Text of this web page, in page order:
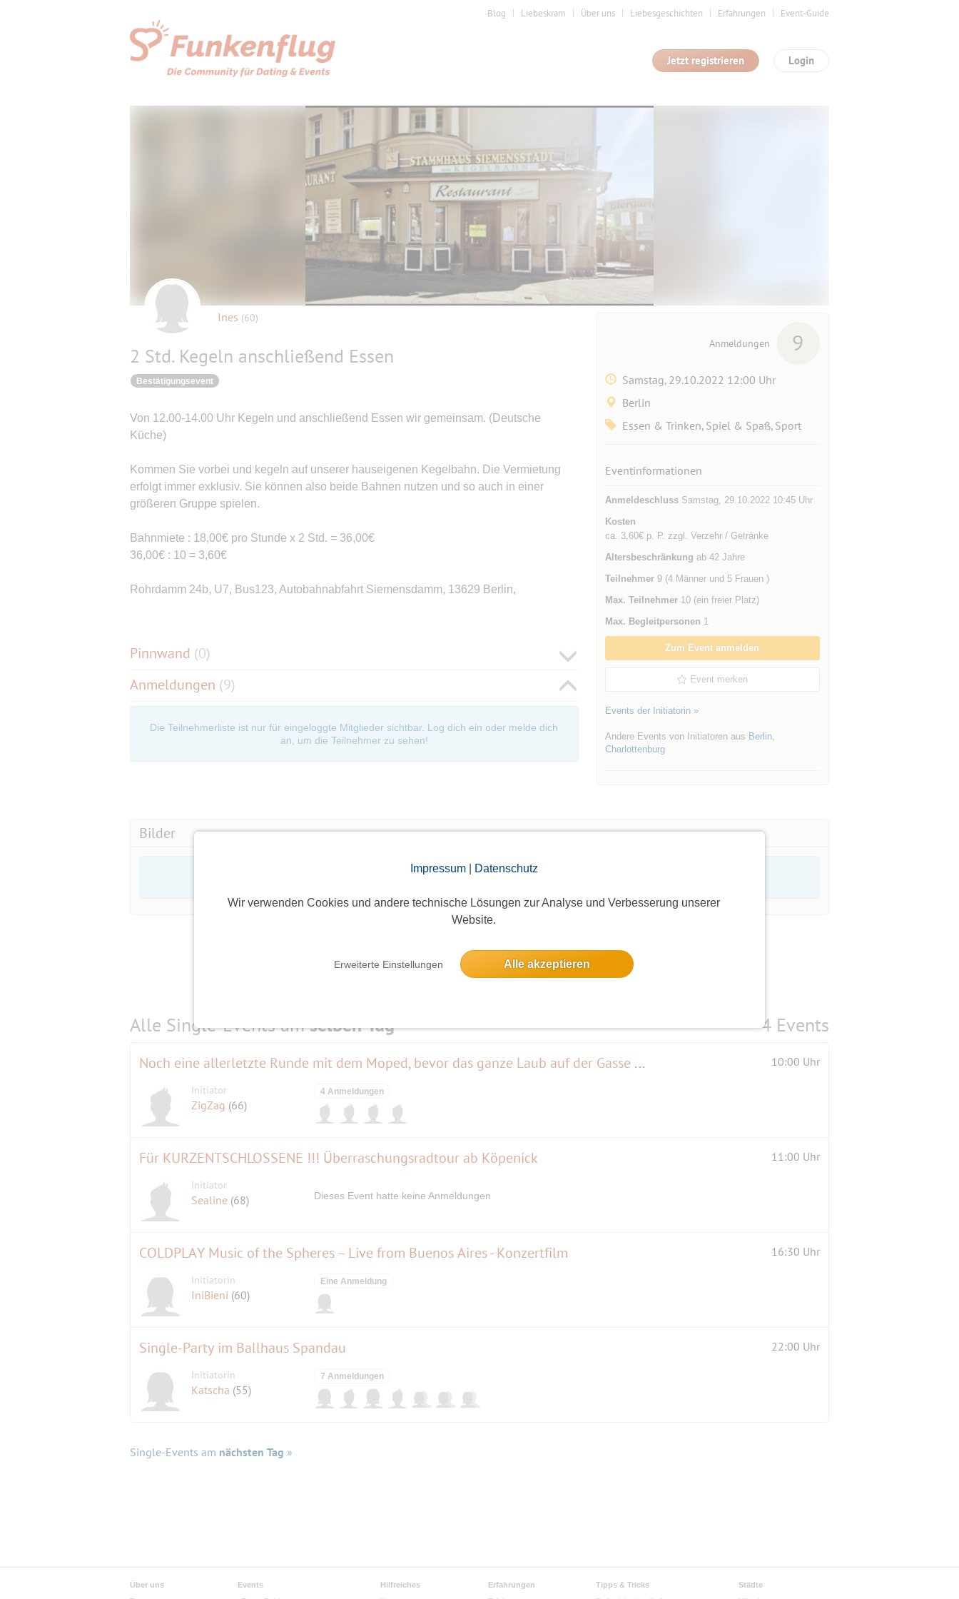
Impressum| Datenschutz
Wir verwenden Cookies und andere technische Lösungen zur Analyse und Verbesserung unserer
Website.
Erweiterte Einstellungen Alle akzeptieren
Blog Liebeskram Über uns Liebesgeschichten Erfahrungen Event-Guide
Login
Jetzt registrieren
Ines (60)
2 Std. Kegeln anschließend Essen
Bestätigungsevent
Von 12.00-14.00 Uhr Kegeln und anschließend Essen wir gemeinsam. (Deutsche
Küche)
Kommen Sie vorbei und kegeln auf unserer hauseigenen Kegelbahn. Die Vermietung
erfolgt immer exklusiv. Sie können also beide Bahnen nutzen und so auch in einer
größeren Gruppe spielen.
Bahnmiete : 18,00€ pro Stunde x 2 Std. = 36,00€
36,00€ : 10 = 3,60€
Rohrdamm 24b, U7, Bus123, Autobahnabfahrt Siemensdamm, 13629 Berlin,
Pinnwand (0)
Anmeldungen (9)
Die Teilnehmerliste ist nur für eingeloggte Mitglieder sichtbar. Log dich ein oder melde dich
an, um die Teilnehmer zu sehen!
Anmeldungen 9
Samstag, 29.10.2022 12:00 Uhr
Berlin
Essen & Trinken, Spiel & Spaß, Sport
Eventinformationen
AnmeldeschlussSamstag, 29.10.2022 10:45 Uhr
Kosten
ca. 3,60€ p. P. zzgl. Verzehr / Getränke
Altersbeschränkung ab 42 Jahre
Teilnehmer9 (4 Männer und 5 Frauen )
Max. Teilnehmer10 (ein freier Platz)
Max. Begleitpersonen 1
Zum Event anmelden
Event merken
Events der Initiatorin »
Andere Events von Initiatoren aus Berlin,
Charlottenburg
Bilder
Die Bildergalerien sind nur für eingeloggte Mitglieder sichtbar.
Alle Single-Events amselben Tag 4 Events
Noch eine allerletzte Runde mit dem Moped, bevor das ganze Laub auf der Gasse liegt. 10:00 Uhr
Initiator
ZigZag (66)
4 Anmeldungen
Für KURZENTSCHLOSSENE !!! Überraschungsradtour ab Köpenick 11:00 Uhr
Initiator
Sealine (68) Dieses Event hatte keine Anmeldungen
COLDPLAY Music of the Spheres – Live from Buenos Aires - Konzertfilm 16:30 Uhr
Initiatorin
IniBieni (60)
Eine Anmeldung
Single-Party im Ballhaus Spandau 22:00 Uhr
Initiatorin
Katscha (55)
7 Anmeldungen
Single-Events am nächsten Tag »
Über uns
Events
Hilfreiches
Erfahrungen
Tipps & Tricks
Städte